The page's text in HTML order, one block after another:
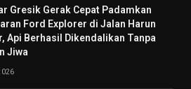
Gresik Gerak Cepat Padamkan
Ford Explorer di Jalan Harun
Api Berhasil Dikendalikan Tanpa
Jiwa